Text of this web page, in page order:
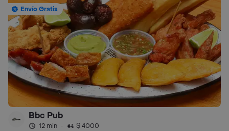
Envío Gratis
Bbc Pub
12 min · $ 4000